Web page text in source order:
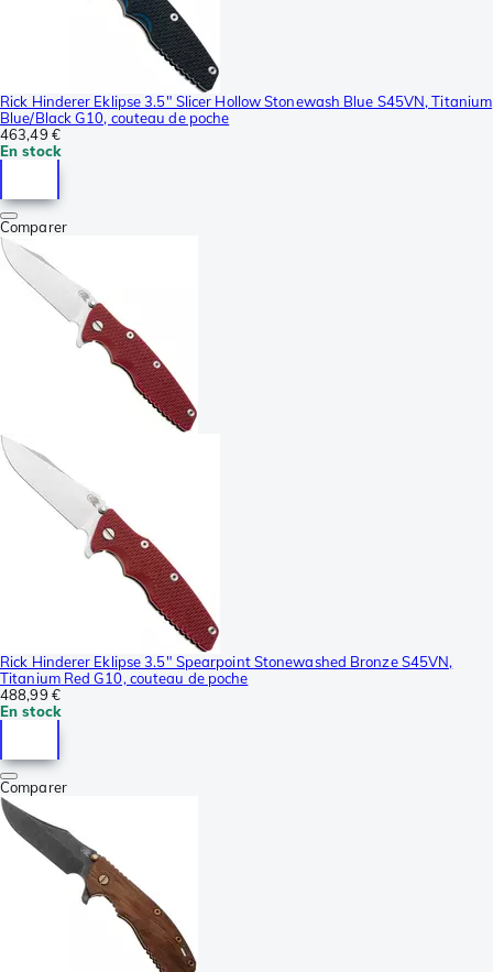
Rick Hinderer Eklipse 3.5" Slicer Hollow Stonewash Blue S45VN, Titanium
Blue/Black G10, couteau de poche
463,49 €
En stock
Comparer
Rick Hinderer Eklipse 3.5" Spearpoint Stonewashed Bronze S45VN,
Titanium Red G10, couteau de poche
488,99 €
En stock
Comparer